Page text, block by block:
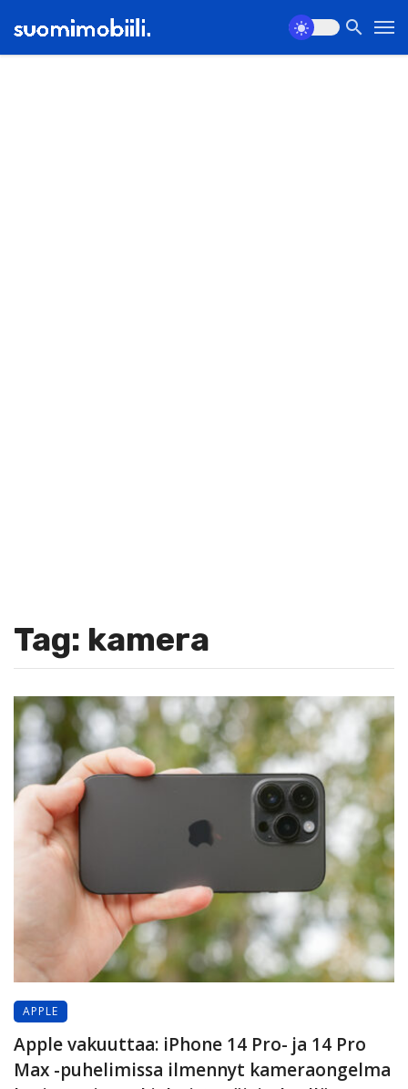
Tag: kamera
APPLE
Apple vakuuttaa: iPhone 14 Pro- ja 14 Pro
Max -puhelimissa ilmennyt kameraongelma